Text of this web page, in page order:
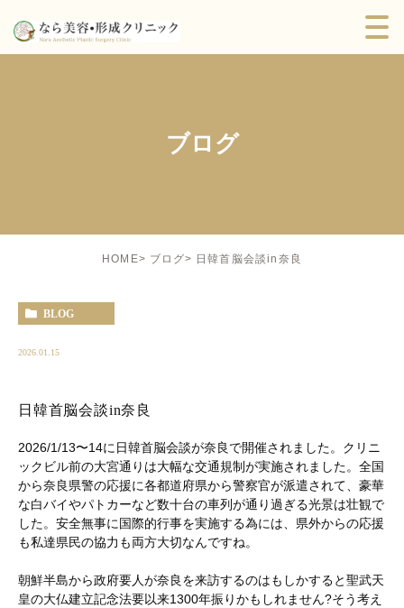
ブログ
HOME ブログ 日韓首脳会談in奈良
BLOG
2026.01.15
日韓首脳会談in奈良
2026/1/13〜14に日韓首脳会談が奈良で開催されました。クリニ
ックビル前の大宮通りは大幅な交通規制が実施されました。全国
から奈良県警の応援に各都道府県から警察官が派遣されて、豪華
な白バイやパトカーなど数十台の車列が通り過ぎる光景は壮観で
した。安全無事に国際的行事を実施する為には、県外からの応援
も私達県民の協力も両方大切なんですね。
朝鮮半島から政府要人が奈良を来訪するのはもしかすると聖武天
皇の大仏建立記念法要以来1300年振りかもしれません?そう考え